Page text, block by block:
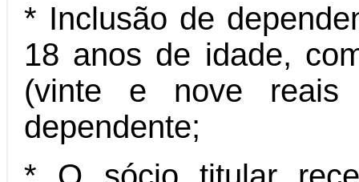
* Inclusão de
18 anos de idade,
(vinte e nove reais
dependente;